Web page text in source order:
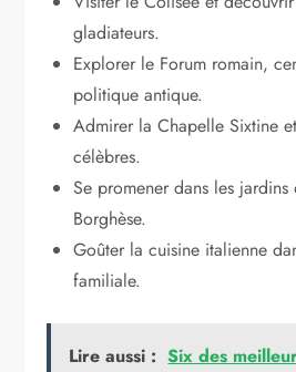
gladiateurs.
Explorer le Forum romain,
politique antique.
Admirer la Chapelle Sixtine
célèbres.
Se promener dans les
Borghèse.
Goûter la cuisine italienne
familiale.
Lire aussi : Six des